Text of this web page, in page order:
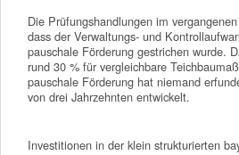
Die Prüfungshandlungen im
dass der Verwaltungs- und
pauschale Förderung gestrichen wurde.
rund 30 % für vergleichbare
pauschale Förderung hat niemand
von drei Jahrzehnten entwickelt.
Investitionen in der klein strukturierten